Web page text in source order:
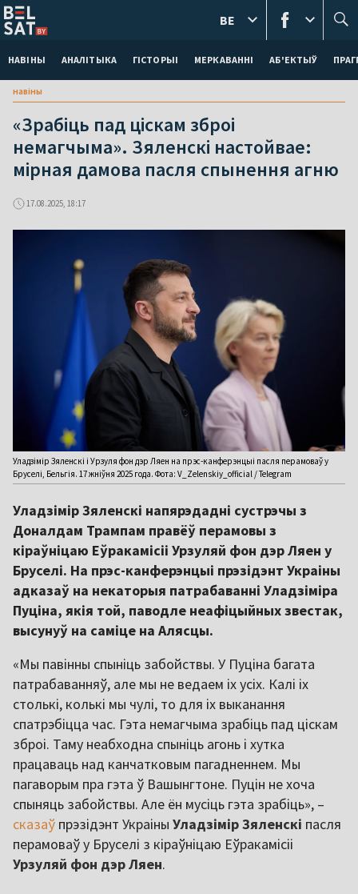
НАВІНЫ АНАЛІТЫКА ГІСТОРЫІ МЕРКАВАННI АБ'ЕКТЫЎ
BE
навіны
«Зрабіць пад ціскам зброі
немагчыма». Зяленскі настойвае:
мірная дамова пасля спынення агню
17.08.2025, 18:17
Уладзімір Зяленскі і Урзуля фон дэр Ляен на прэс-канферэнцыі пасля перамоваў у
Бруселі, Бельгія. 17 жніўня 2025 года. Фота: V_Zelenskiy_official / Telegram
Уладзімір Зяленскі напярэдадні сустрэчы з
Доналдам Трампам правёў перамовы з
кіраўніцаю Еўракамісіі Урзуляй фон дэр Ляен у
Бруселі. На прэс-канферэнцыі прэзідэнт Украіны
адказаў на некаторыя патрабаванні Уладзіміра
Пуціна, якія той, паводле неафіцыйных звестак,
высунуў на саміце на Алясцы.
«Мы павінны спыніць забойствы. У Пуціна багата
патрабаванняў, але мы не ведаем іх усіх. Калі іх
столькі, колькі мы чулі, то для іх выканання
спатрэбіцца час. Гэта немагчыма зрабіць пад ціскам
зброі. Таму неабходна спыніць агонь і хутка
працаваць над канчатковым пагадненнем. Мы
пагаворым пра гэта ў Вашынгтоне. Пуцін не хоча
спыняць забойствы. Але ён мусіць гэта зрабіць», –
сказаў прэзідэнт Украіны УладзімірЗяленскі пасля
перамоваў у Бруселі з кіраўніцаю Еўракамісіі
Урзуляй фон дэр Ляен.